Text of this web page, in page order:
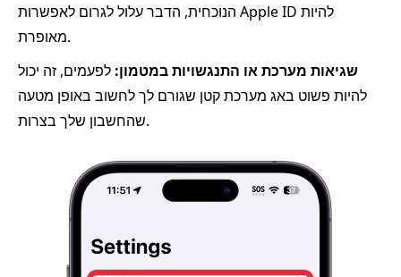
הנוכחית, הדבר עלול לגרום לאפשרות Apple ID להיות
מאופרת.
שגיאות מערכת או התנגשויות במטמון: לפעמים, זה יכול
להיות פשוט באג מערכת קטן שגורם לך לחשוב באופן מטעה
שהחשבון שלך בצרות.